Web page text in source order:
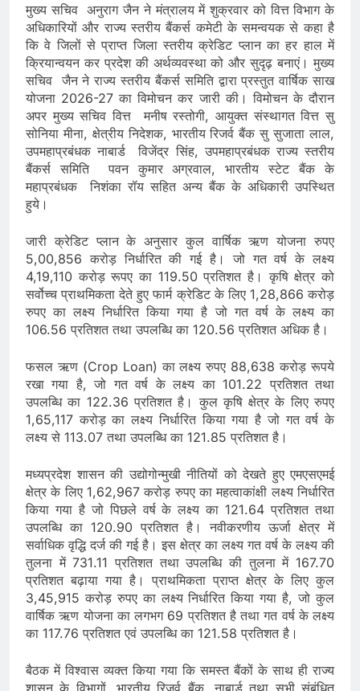
मुख्य सचिव अनुराग जैन ने मंत्रालय में शुक्रवार को वित्त विभाग के
अधिकारियों और राज्य स्तरीय बैंकर्स कमेटी के समन्वयक से कहा है
कि वे जिलों से प्राप्त जिला स्तरीय क्रेडिट प्लान का हर हाल में
क्रियान्वयन कर प्रदेश की अर्थव्यवस्था को और सुदृढ़ बनाएं। मुख्य
सचिव जैन ने राज्य स्तरीय बैंकर्स समिति द्वारा प्रस्तुत वार्षिक साख
योजना 2026-27 का विमोचन कर जारी की। विमोचन के दौरान
अपर मुख्य सचिव वित्त मनीष रस्तोगी, आयुक्त संस्थागत वित्त सु
सोनिया मीना, क्षेत्रीय निदेशक, भारतीय रिजर्व बैंक सु सुजाता लाल,
उपमहाप्रबंधक नाबार्ड विजेंद्र सिंह, उपमहाप्रबंधक राज्य स्तरीय
बैंकर्स समिति पवन कुमार अग्रवाल, भारतीय स्टेट बैंक के
महाप्रबंधक निशंका रॉय सहित अन्य बैंक के अधिकारी उपस्थित
हुये।
जारी क्रेडिट प्लान के अनुसार कुल वार्षिक ऋण योजना रुपए
5,00,856 करोड़ निर्धारित की गई है। जो गत वर्ष के लक्ष्य
4,19,110 करोड़ रूपए का 119.50 प्रतिशत है। कृषि क्षेत्र को
सर्वोच्च प्राथमिकता देते हुए फार्म क्रेडिट के लिए 1,28,866 करोड़
रुपए का लक्ष्य निर्धारित किया गया है जो गत वर्ष के लक्ष्य का
106.56 प्रतिशत तथा उपलब्धि का 120.56 प्रतिशत अधिक है।
फसल ऋण (Crop Loan) का लक्ष्य रुपए 88,638 करोड़ रूपये
रखा गया है, जो गत वर्ष के लक्ष्य का 101.22 प्रतिशत तथा
उपलब्धि का 122.36 प्रतिशत है। कुल कृषि क्षेत्र के लिए रुपए
1,65,117 करोड़ का लक्ष्य निर्धारित किया गया है जो गत वर्ष के
लक्ष्य से 113.07 तथा उपलब्धि का 121.85 प्रतिशत है।
मध्यप्रदेश शासन की उद्योगोन्मुखी नीतियों को देखते हुए एमएसएमई
क्षेत्र के लिए 1,62,967 करोड़ रुपए का महत्वाकांक्षी लक्ष्य निर्धारित
किया गया है जो पिछले वर्ष के लक्ष्य का 121.64 प्रतिशत तथा
उपलब्धि का 120.90 प्रतिशत है। नवीकरणीय ऊर्जा क्षेत्र में
सर्वाधिक वृद्धि दर्ज की गई है। इस क्षेत्र का लक्ष्य गत वर्ष के लक्ष्य की
तुलना में 731.11 प्रतिशत तथा उपलब्धि की तुलना में 167.70
प्रतिशत बढ़ाया गया है। प्राथमिकता प्राप्त क्षेत्र के लिए कुल
3,45,915 करोड़ रुपए का लक्ष्य निर्धारित किया गया है, जो कुल
वार्षिक ऋण योजना का लगभग 69 प्रतिशत है तथा गत वर्ष के लक्ष्य
का 117.76 प्रतिशत एवं उपलब्धि का 121.58 प्रतिशत है।
बैठक में विश्वास व्यक्त किया गया कि समस्त बैंकों के साथ ही राज्य
शासन के विभागों, भारतीय रिज़र्व बैंक, नाबार्ड तथा सभी संबंधित